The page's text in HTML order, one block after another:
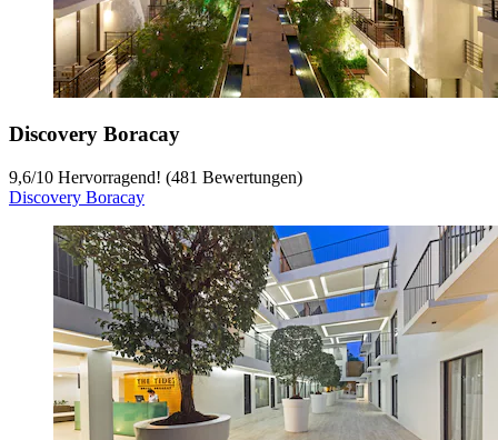
Discovery Boracay
9,6/10 Hervorragend! (481 Bewertungen)
Discovery Boracay